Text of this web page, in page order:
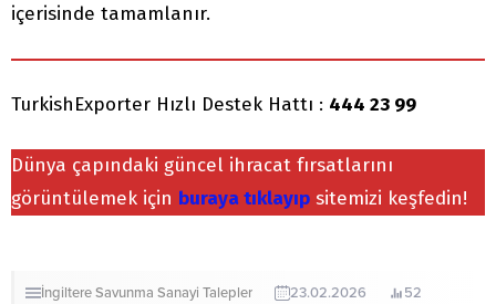
içerisinde tamamlanır.
TurkishExporter Hızlı Destek Hattı : 444 23 99
Dünya çapındaki güncel ihracat fırsatlarını
görüntülemek için buraya tıklayıp sitemizi keşfedin!
İngiltereSavunma Sanayi Talepler 23.02.2026 52